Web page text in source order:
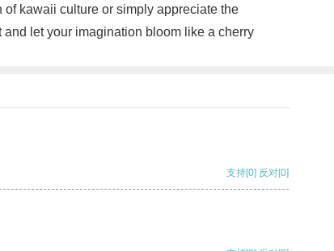
kawaii culture or simply appreciate the
let your imagination bloom like a cherry
支持[0] 反对[0]